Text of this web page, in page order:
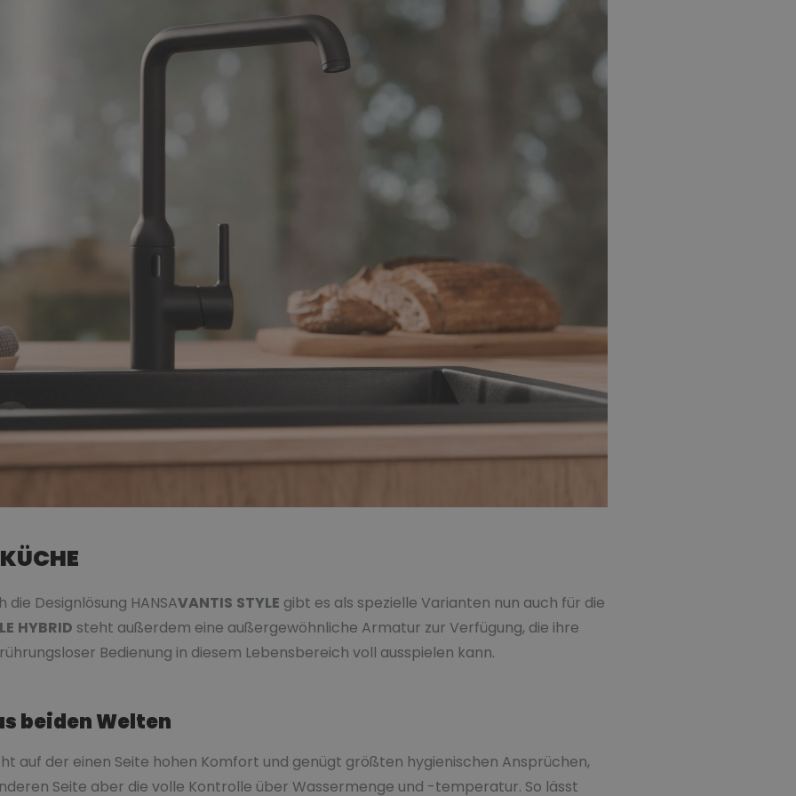
die Designlösung HANSAVANTIS STYLE gibt es als spezielle Varianten nun auch für die
HYBRID steht außerdem eine außergewöhnliche Armatur zur Verfügung, die ihre
Bedienung in diesem Lebensbereich voll ausspielen kann.
beiden Welten
auf der einen Seite hohen Komfort und genügt größten hygienischen Ansprüchen,
Seite aber die volle Kontrolle über Wassermenge und -temperatur. So lässt